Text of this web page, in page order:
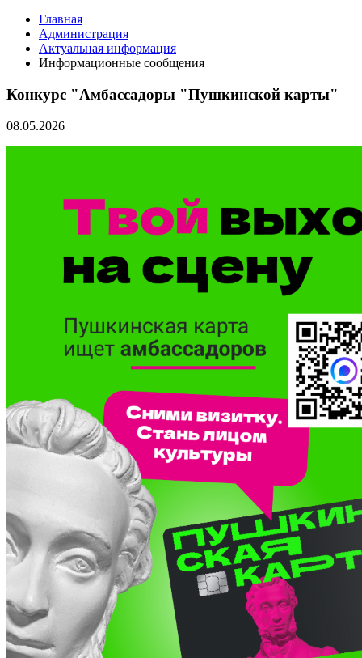
Главная
Администрация
Актуальная информация
Информационные сообщения
Конкурс "Амбассадоры "Пушкинской карты"
08.05.2026